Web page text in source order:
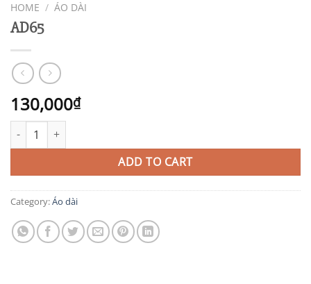
HOME / ÁO DÀI
AD65
130,000₫
AD65 quantity
ADD TO CART
Category:Áo dài